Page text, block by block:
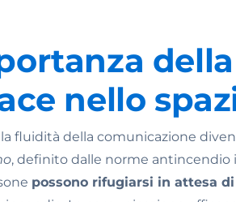
nello
la fluidità della comunicazione
, definito dalle norme antincendio
possono rifugiarsi in attesa